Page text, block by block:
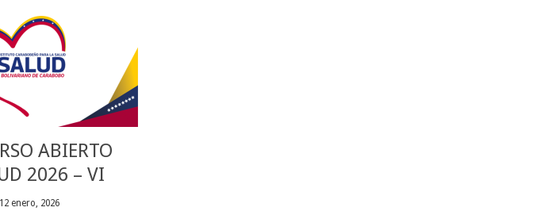
ABIERTO
2026 – VI
12 enero, 2026